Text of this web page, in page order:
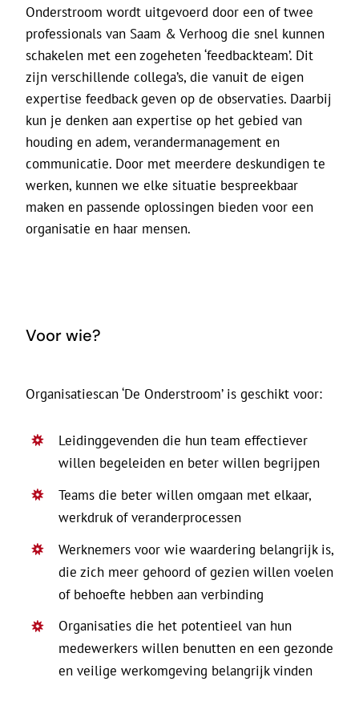
Onderstroom wordt uitgevoerd door een of twee
professionals van Saam & Verhoog die snel kunnen
schakelen met een zogeheten ‘feedbackteam’. Dit
zijn verschillende collega’s, die vanuit de eigen
expertise feedback geven op de observaties. Daarbij
kun je denken aan expertise op het gebied van
houding en adem, verandermanagement en
communicatie. Door met meerdere deskundigen te
werken, kunnen we elke situatie bespreekbaar
maken en passende oplossingen bieden voor een
organisatie en haar mensen.
Voor wie?
Organisatiescan ‘De Onderstroom’ is geschikt voor:
Leidinggevenden die hun team effectiever
willen begeleiden en beter willen begrijpen
Teams die beter willen omgaan met elkaar,
werkdruk of veranderprocessen
Werknemers voor wie waardering belangrijk is,
die zich meer gehoord of gezien willen voelen
of behoefte hebben aan verbinding
Organisaties die het potentieel van hun
medewerkers willen benutten en een gezonde
en veilige werkomgeving belangrijk vinden